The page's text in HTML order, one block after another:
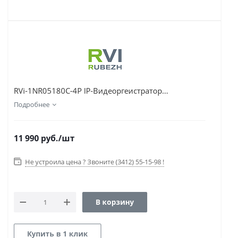
RVi-1NR05180C-4P IP-Видеоргеистратор...
Подробнее
11 990 руб./шт
Не устроила цена ? Звоните (3412) 55-15-98 !
В корзину
Купить в 1 клик